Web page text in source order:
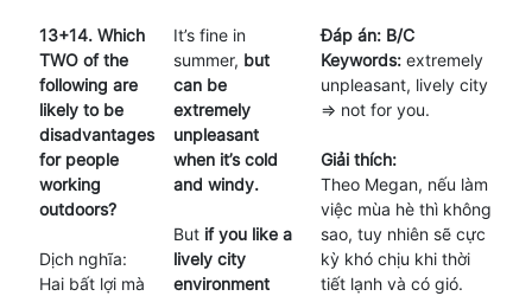
13+14. Which
TWO of the
following are
likely to be
disadvantages
for people
working
outdoors?
Dịch nghĩa:
Hai bất lợi mà
It’s fine in
summer, but
can be
extremely
unpleasant
when it’s cold
and windy.
But if you like a
lively city
environment
Đáp án: B/C
Keywords: extremely
unpleasant, lively city
=> not for you.
Giải thích:
Theo Megan, nếu làm
việc mùa hè thì không
sao, tuy nhiên sẽ cực
kỳ khó chịu khi thời
tiết lạnh và có gió.